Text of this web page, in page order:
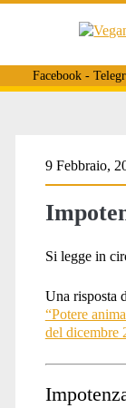
Facebook-
Tag:
9 Febbraio,
Si legge in
Una risposta
“Potere
del dicembre